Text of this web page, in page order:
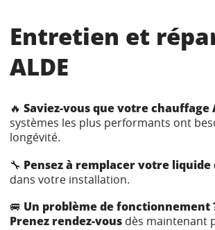
Entretien et
ALDE
🔥Saviez-vous que votre
systèmes les plus performants ont
longévité.
🔧 Pensez à remplacer votre
dans votre installation.
🚐 Un problème de fonctionnement
Prenez rendez-vous dès maintenant